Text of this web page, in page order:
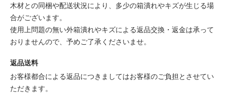
木材との同梱や配送状況により、多少の箱潰れやキズが生じる場
合がございます。
使用上問題の無い外箱潰れやキズによる返品交換・返金は承って
おりませんので、予めご了承くださいませ。
返品送料
お客様都合による返品につきましてはお客様のご負担とさせてい
ただきます。